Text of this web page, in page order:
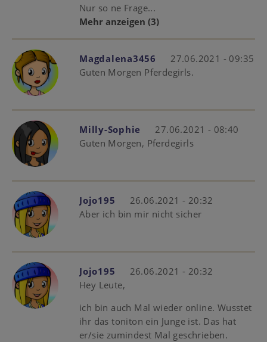
Nur so ne Frage...
Mehr anzeigen (3)
Magdalena3456
27.06.2021 - 09:35
Guten Morgen Pferdegirls.
Milly-Sophie
27.06.2021 - 08:40
Guten Morgen, Pferdegirls
Jojo195
26.06.2021 - 20:32
Aber ich bin mir nicht sicher
Jojo195
26.06.2021 - 20:32
Hey Leute,
ich bin auch Mal wieder online. Wusstet
ihr das toniton ein Junge ist. Das hat
er/sie zumindest Mal geschrieben.